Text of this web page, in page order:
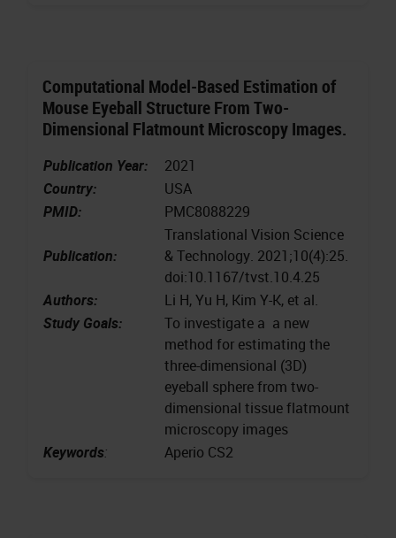
Computational Model-Based Estimation of
Mouse Eyeball Structure From Two-
Dimensional Flatmount Microscopy Images.
Publication Year:
2021
Country:
USA
PMID:
PMC8088229
Publication:
Translational Vision Science
& Technology. 2021;10(4):25.
doi:10.1167/tvst.10.4.25
Authors:
Li H, Yu H, Kim Y-K, et al.
Study Goals:
To investigate a a new
method for estimating the
three-dimensional (3D)
eyeball sphere from two-
dimensional tissue flatmount
microscopy images
Keywords: Aperio CS2